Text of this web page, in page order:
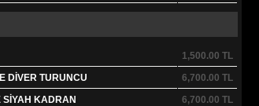
1,500.00 TL
DİVER TURUNCU
6,700.00 TL
SİYAH KADRAN
6,700.00 TL